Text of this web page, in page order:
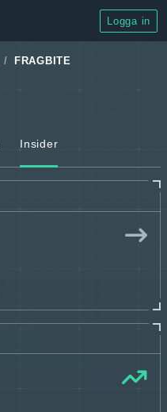
Logga in
FRAGBITE
Insider